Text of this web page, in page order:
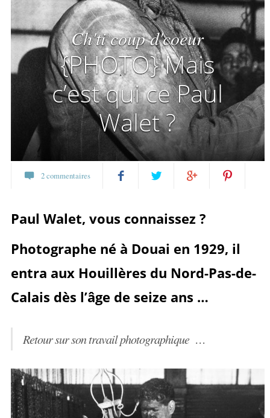
Ch'ti coup d'coeur
{PHOTO} Mais
c’est qui ce Paul
Walet ?
2 commentaires
sur
Facebook
sur
Google+
Paul Walet, vous connaissez ?
Photographe né à Douai en 1929, il
entra aux Houillères du Nord-Pas-de-
Calais dès l’âge de seize ans …
Retour sur son travail photographique …